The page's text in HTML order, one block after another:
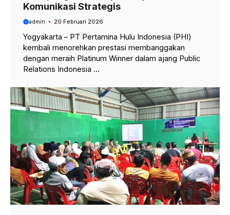
Komunikasi Strategis
admin 20 Februari 2026
Yogyakarta – PT Pertamina Hulu Indonesia (PHI)
kembali menorehkan prestasi membanggakan
dengan meraih Platinum Winner dalam ajang Public
Relations Indonesia ...